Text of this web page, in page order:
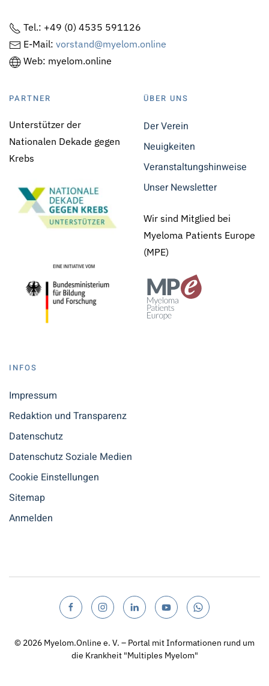
Tel.: +49 (0) 4535 591126
E-Mail: vorstand@myelom.online
Web: myelom.online
PARTNER
Unterstützer der
Nationalen Dekade gegen
Krebs
ÜBER UNS
Der Verein
Neuigkeiten
Veranstaltungshinweise
Unser Newsletter
Wir sind Mitglied bei
Myeloma Patients Europe
(MPE)
INFOS
Impressum
Redaktion und Transparenz
Datenschutz
Datenschutz Soziale Medien
Cookie Einstellungen
Sitemap
Anmelden
© 2026 Myelom.Online e. V. – Portal mit Informationen rund um
die Krankheit "Multiples Myelom"